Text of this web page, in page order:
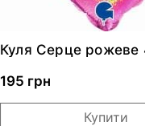
Куля Серце рожеве
195 грн
Купити